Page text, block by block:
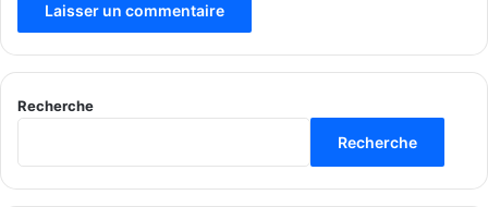
Recherche
Recherche